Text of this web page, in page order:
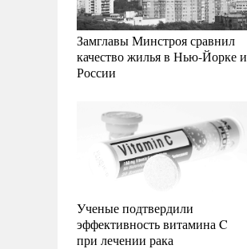
Замглавы Минстроя сравнил
качество жилья в Нью-Йорке и
России
Ученые подтвердили
эффективность витамина C
при лечении рака